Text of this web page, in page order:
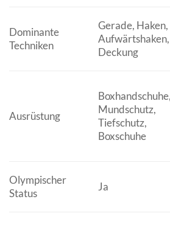
Dominante
Techniken
Gerade, Haken,
Aufwärtshaken,
Deckung
Ausrüstung
Boxhandschuhe,
Mundschutz,
Tiefschutz,
Boxschuhe
Olympischer
Status
Ja